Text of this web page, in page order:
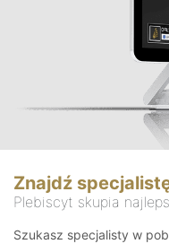
Znajdź
Plebiscyt skupia
Szukasz specjalisty w